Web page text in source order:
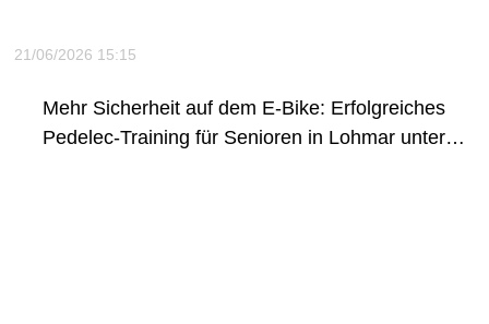
21/06/2026 15:15
Mehr Sicherheit auf dem E-Bike: Erfolgreiches
Pedelec-Training für Senioren in Lohmar unter